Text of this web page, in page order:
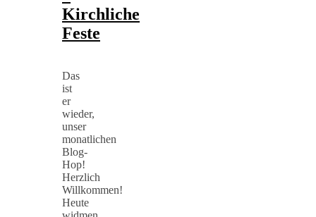
Kirchliche
Feste
Das
ist
er
wieder,
unser
monatlichen
Blog-
Hop!
Herzlich
Willkommen!
Heute